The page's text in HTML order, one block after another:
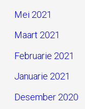
Mei 2021
Maart 2021
Februarie 2021
Januarie 2021
Desember 2020